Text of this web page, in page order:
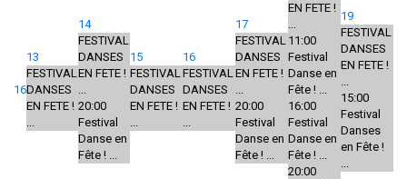
16
13
FESTIVAL
DANSES
EN FETE !
...
14
FESTIVAL
DANSES
EN FETE !
...
20:00
Festival
Danse en
Fête ! ...
15
FESTIVAL
DANSES
EN FETE !
...
16
FESTIVAL
DANSES
EN FETE !
...
17
FESTIVAL
DANSES
EN FETE !
...
20:00
Festival
Danse en
Fête ! ...
EN FETE !
...
11:00
Festival
Danse en
Fête ! ...
16:00
Festival
Danse en
Fête ! ...
20:00
19
FESTIVAL
DANSES
EN FETE !
...
15:00
Festival
Danses
en Fête !
...